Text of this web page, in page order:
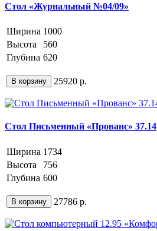
Стол «Журнальный №04/09»
Ширина 1000
Высота
560
Глубина 620
В корзину 25920 р.
Стол Письменный «Прованс» 37.14
Ширина 1734
Высота
756
Глубина 600
В корзину 27786 р.